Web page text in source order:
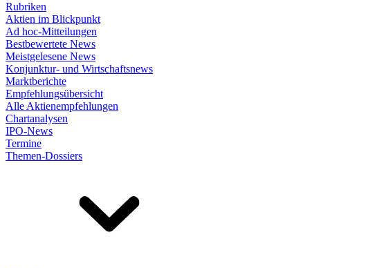
Rubriken
Aktien im Blickpunkt
Ad hoc-Mitteilungen
Bestbewertete News
Meistgelesene News
Konjunktur- und Wirtschaftsnews
Marktberichte
Empfehlungsübersicht
Alle Aktienempfehlungen
Chartanalysen
IPO-News
Termine
Themen-Dossiers